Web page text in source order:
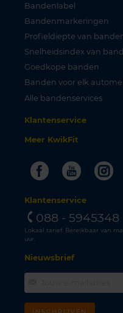
Bandenlabel
Bandenmarkeringen
Profieldiepte van
Snelheidsindex van
Goedkope banden
Banden voor elk
Alle bandenservices
Klantenservice
Meer KwikFit
Facebook
Klantenservice
088 - 5945348
Lokaal tarief. Bereikbaar van
uur.
Nieuwsbrief
INSCHRIJVEN